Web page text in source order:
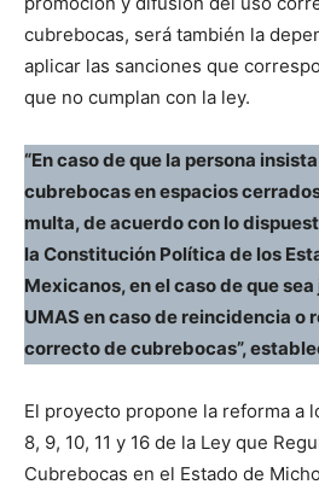
cubrebocas, será también la
aplicar las sanciones que
que no cumplan con la ley.
“En caso de que la persona
cubrebocas en espacios
multa, de acuerdo con lo
la Constitución Política de los
Mexicanos, en el caso de que sea
UMAS en caso de reincidencia o
correcto de cubrebocas”,
El proyecto propone la reforma a
8, 9, 10, 11 y 16 de la Ley que
Cubrebocas en el Estado de